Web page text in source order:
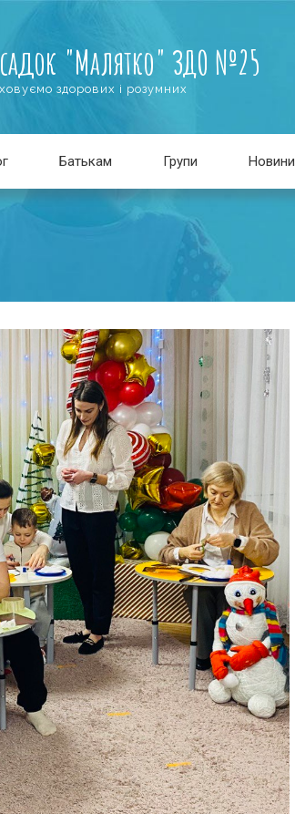
"Малятко" ЗДО №25
здорових і розумних
Батькам Групи Новини